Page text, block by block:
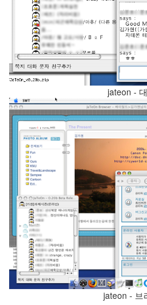
jateon -
jateon - 브
기
차
전
요
금
제
알
뜰...
by
kfmes
슬
라
모
델